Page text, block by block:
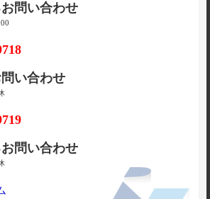
問い合わせ
い合わせ
問い合わせ